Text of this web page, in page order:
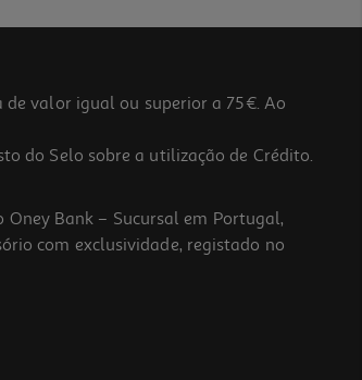
valor igual ou superior a 75€. Ao
do Selo sobre a utilização de Crédito.
Bank – Sucursal em Portugal,
com exclusividade, registado no